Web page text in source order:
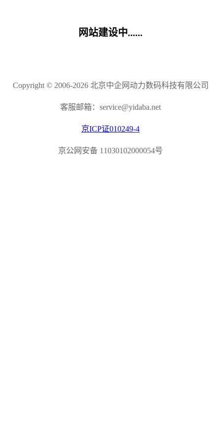
网站建设中......
Copyright © 2006-2026 北京中企网动力数码科技有限公司
客服邮箱：service@yidaba.net
京ICP证010249-4
京公网安备 11030102000054号